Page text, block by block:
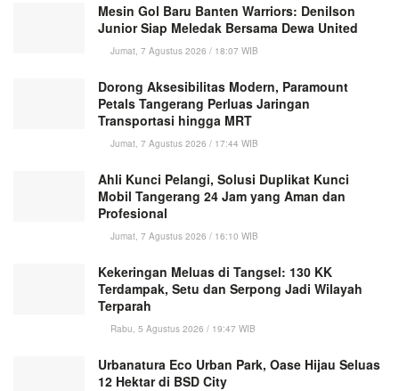
Mesin Gol Baru Banten Warriors: Denilson
Junior Siap Meledak Bersama Dewa United
Jumat, 7 Agustus 2026 / 18:07 WIB
Dorong Aksesibilitas Modern, Paramount
Petals Tangerang Perluas Jaringan
Transportasi hingga MRT
Jumat, 7 Agustus 2026 / 17:44 WIB
Ahli Kunci Pelangi, Solusi Duplikat Kunci
Mobil Tangerang 24 Jam yang Aman dan
Profesional
Jumat, 7 Agustus 2026 / 16:10 WIB
Kekeringan Meluas di Tangsel: 130 KK
Terdampak, Setu dan Serpong Jadi Wilayah
Terparah
Rabu, 5 Agustus 2026 / 19:47 WIB
Urbanatura Eco Urban Park, Oase Hijau Seluas
12 Hektar di BSD City